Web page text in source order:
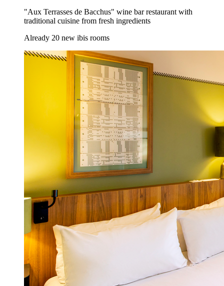
"Aux Terrasses de Bacchus" wine bar restaurant with
traditional cuisine from fresh ingredients
Already 20 new ibis rooms